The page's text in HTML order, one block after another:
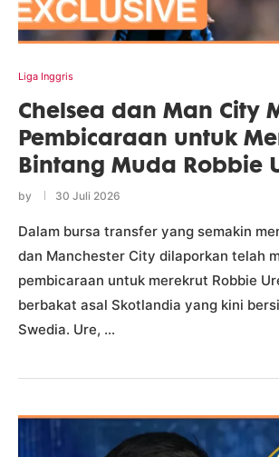
Liga Inggris
Chelsea dan Man City
Pembicaraan untuk
Bintang Muda Robbie
by 30 Juli 2026
Dalam bursa transfer yang semakin
dan Manchester City dilaporkan telah
pembicaraan untuk merekrut Robbie
berbakat asal Skotlandia yang kini
Swedia. Ure, …